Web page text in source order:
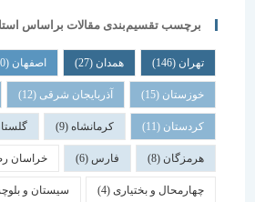
برچسب تقسیم‌بندی مقالات براساس استان
همدان اصفهان (20)
خوزستان(15) آذربایجان شرقی(12) سمنان
کردستان(11) کرمانشاه(9) گلستان (9)
هرمزگان(8) فارس خراسان رضوی(5)
چهارمحال و بختیاری (4) سیستان و بلوچستان(4)